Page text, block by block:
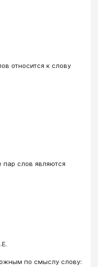
относится к слову
слов являются
по смыслу слову: